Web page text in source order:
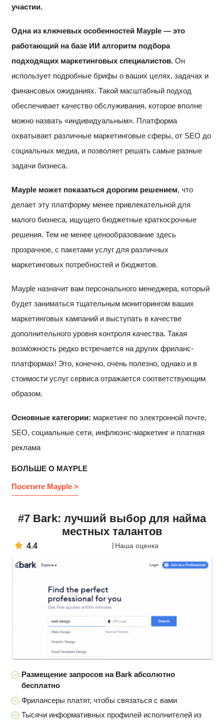
участии.
Одна из ключевых особенностей Mayple — это
работающий на базе ИИ алгоритм подбора
подходящих маркетинговых специалистов. Он
использует подробные брифы о ваших целях, задачах и
финансовых ожиданиях. Такой масштабный подход
обеспечивает качество обслуживания, которое вполне
можно назвать «индивидуальным». Платформа
охватывает различные маркетинговые сферы, от SEO до
социальных медиа, и позволяет решать самые разные
задачи бизнеса.
Mayple может показаться дорогим решением, что
делает эту платформу менее привлекательной для
малого бизнеса, ищущего бюджетные краткосрочные
решения. Тем не менее ценообразование здесь
прозрачное, с пакетами услуг для различных
маркетинговых потребностей и бюджетов.
Mayple назначит вам персонального менеджера, который
будет заниматься тщательным мониторингом ваших
маркетинговых кампаний и выступать в качестве
дополнительного уровня контроля качества. Такая
возможность редко встречается на других фриланс-
платформах! Это, конечно, очень полезно, однако и в
стоимости услуг сервиса отражается соответствующим
образом.
Основные категории: маркетинг по электронной почте,
SEO, социальные сети, инфлюэнс-маркетинг и платная
реклама
БОЛЬШЕ О MAYPLE
Посетите Mayple >
#7 Bark: лучший выбор для найма
местных талантов
4.4 Наша оценка
Размещение запросов на Bark абсолютно
бесплатно
Фрилансеры платят, чтобы связаться с вами
Тысячи информативных профилей исполнителей из